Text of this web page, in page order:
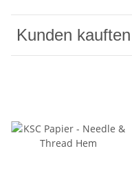
Kunden